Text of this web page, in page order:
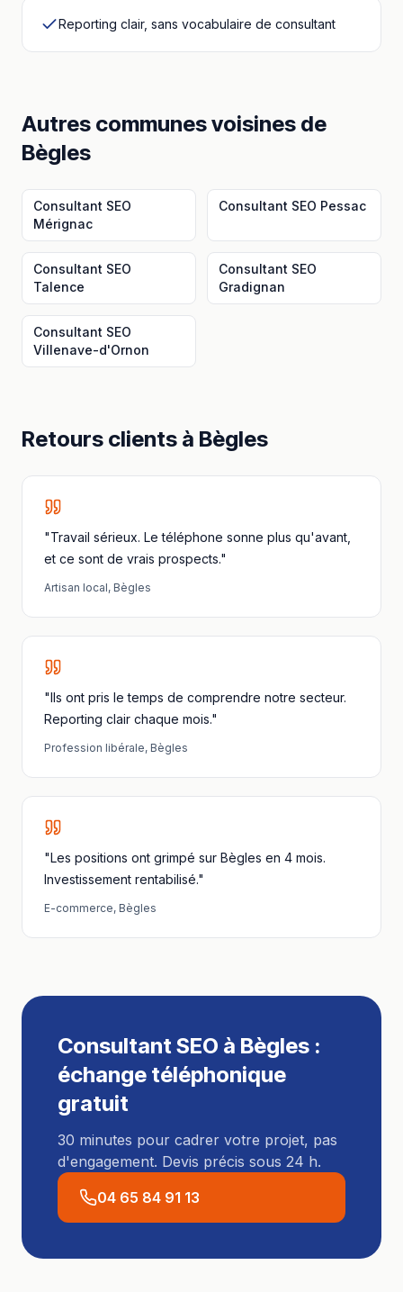
Reporting clair, sans vocabulaire de consultant
Autres communes voisines de
Bègles
Consultant SEO
Mérignac
Consultant SEO Pessac
Consultant SEO
Talence
Consultant SEO
Gradignan
Consultant SEO
Villenave-d'Ornon
Retours clients à Bègles
"Travail sérieux. Le téléphone sonne plus qu'avant,
et ce sont de vrais prospects."
Artisan local, Bègles
"Ils ont pris le temps de comprendre notre secteur.
Reporting clair chaque mois."
Profession libérale, Bègles
"Les positions ont grimpé sur Bègles en 4 mois.
Investissement rentabilisé."
E-commerce, Bègles
Consultant SEO à Bègles :
échange téléphonique
gratuit
30 minutes pour cadrer votre projet, pas
d'engagement. Devis précis sous 24 h.
04 65 84 91 13